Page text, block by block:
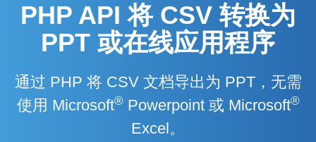
PHP API 将 CSV 转换为
PPT 或在线应用程序
通过 PHP 将 CSV 文档导出为 PPT，无需
使用 Microsoft®Powerpoint 或 Microsoft®
Excel。